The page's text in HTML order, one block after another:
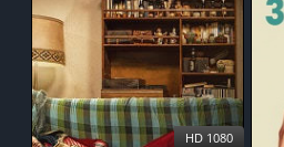
HD 1080